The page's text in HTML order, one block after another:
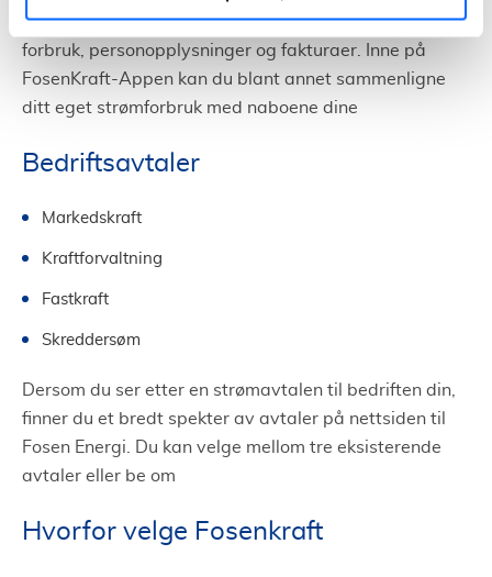
kundeforholdet ditt, og gir deg full oversikt over
forbruk, personopplysninger og fakturaer. Inne på
FosenKraft-Appen kan du blant annet sammenligne
ditt eget strømforbruk med naboene dine
Bedriftsavtaler
Markedskraft
Kraftforvaltning
Fastkraft
Skreddersøm
Dersom du ser etter en strømavtalen til bedriften din,
finner du et bredt spekter av avtaler på nettsiden til
Fosen Energi. Du kan velge mellom tre eksisterende
avtaler eller be om
Hvorfor velge Fosenkraft